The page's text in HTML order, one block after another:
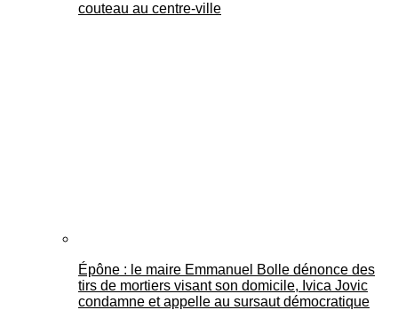
couteau au centre-ville
Épône : le maire Emmanuel Bolle dénonce des
tirs de mortiers visant son domicile, Ivica Jovic
condamne et appelle au sursaut démocratique